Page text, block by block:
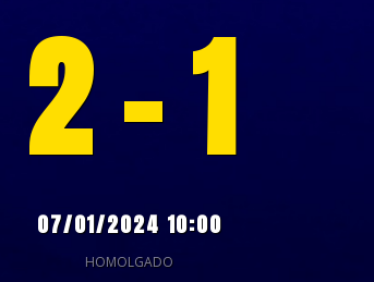
2 - 1
07/01/2024 10:00
HOMOLGADO